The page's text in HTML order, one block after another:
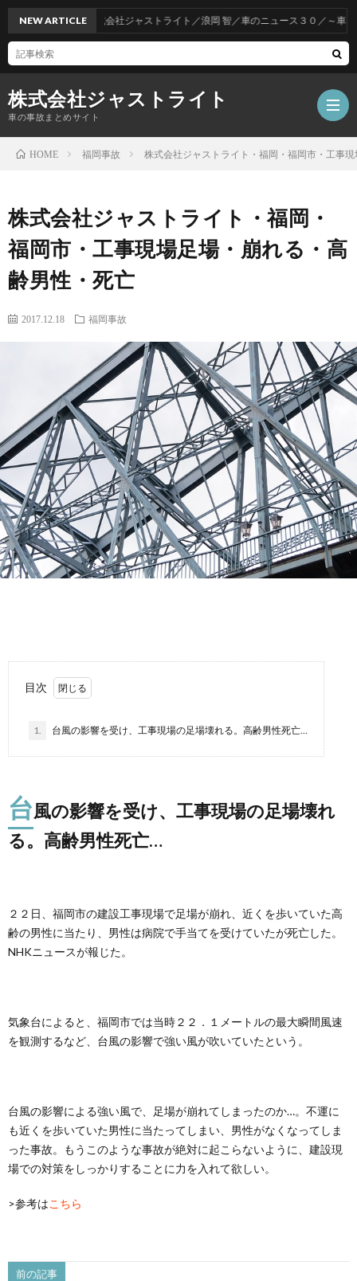
株式会社ジャストライト
車の事故まとめサイト
海
故
運
NEW ARTICLE株式会社ジャストライト／浪岡 智／車のニュース３０／～車をお得
HOME 福岡事故 株式会社ジャストライト・福岡・福岡市・工事
株式会社ジャストライト・福岡・
福岡市・工事現場足場・崩れる・高
齢男性・死亡
2017.12.18 福岡事故
目次
1. 台風の影響を受け、工事現場の足場壊れる。高齢男性死亡…
台風の影響を受け、工事現場の足場壊れ
る。高齢男性死亡…
２２日、福岡市の建設工事現場で足場が崩れ、近くを歩いていた高
齢の男性に当たり、男性は病院で手当てを受けていたが死亡した。
NHKニュースが報じた。
気象台によると、福岡市では当時２２．１メートルの最大瞬間風速
を観測するなど、台風の影響で強い風が吹いていたという。
台風の影響による強い風で、足場が崩れてしまったのか…。不運に
も近くを歩いていた男性に当たってしまい、男性がなくなってしま
った事故。もうこのような事故が絶対に起こらないように、建設現
場での対策をしっかりすることに力を入れて欲しい。
>参考はこちら
前の記事